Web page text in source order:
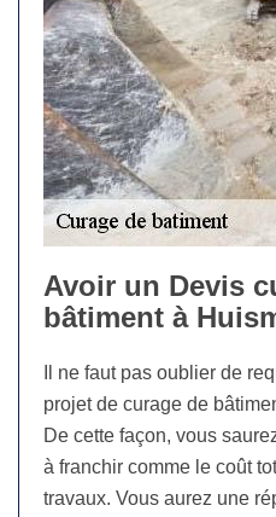
Avoir un Devis
bâtiment à
Il ne faut pas oublier de
projet de curage de
De cette façon, vous
à franchir comme le coût
travaux. Vous aurez une